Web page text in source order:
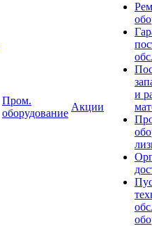
Пром.
оборудование
Акции
и